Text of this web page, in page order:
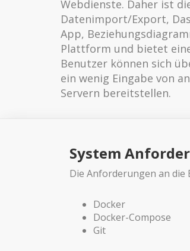
Webdienste. Daher ist
Datenimport/Export,
App,
Plattform und bietet
Benutzer können sich
ein wenig Eingabe von
Servern bereitstellen.
System
Die Anforderungen an die
Docker
Docker-Compose
Git